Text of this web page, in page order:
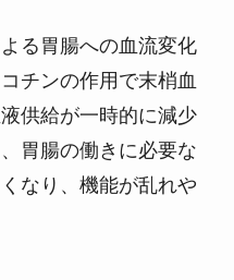
る胃腸への血流変化
チンの作用で末梢血
供給が一時的に減少
胃腸の働きに必要な
なり、機能が乱れや